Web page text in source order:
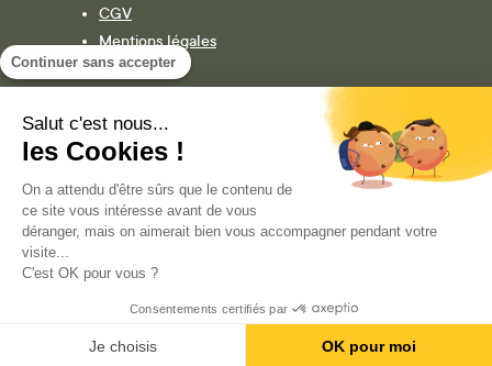
Continuer sans accepter
Salut c'est nous...
les Cookies !
On a attendu d'être sûrs que le contenu de
ce site vous intéresse avant de vous
déranger, mais on aimerait bien vous accompagner pendant votre
visite...
C'est OK pour vous ?
Consentements certifiés par
Je choisis OK pour moi
CGV
Mentions légales
Législation
Facebook Instagram
COPYRIGHT © 2013-AUJOURD'HUI MAGENTO, INC. TOUS DROITS RÉSERVÉS.